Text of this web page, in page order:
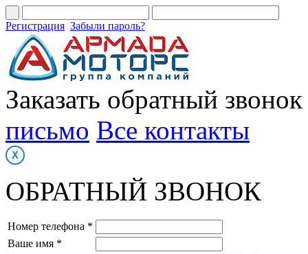
Регистрация Забыли пароль?
Заказать обратный звонок
письмо Все контакты
ОБРАТНЫЙ ЗВОНОК
Номер телефона *
Ваше имя *